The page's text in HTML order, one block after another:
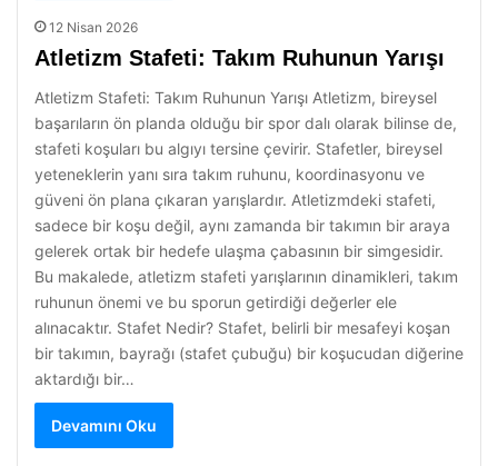
12 Nisan 2026
Atletizm Stafeti: Takım Ruhunun Yarışı
Atletizm Stafeti: Takım Ruhunun Yarışı Atletizm, bireysel
başarıların ön planda olduğu bir spor dalı olarak bilinse de,
stafeti koşuları bu algıyı tersine çevirir. Stafetler, bireysel
yeteneklerin yanı sıra takım ruhunu, koordinasyonu ve
güveni ön plana çıkaran yarışlardır. Atletizmdeki stafeti,
sadece bir koşu değil, aynı zamanda bir takımın bir araya
gelerek ortak bir hedefe ulaşma çabasının bir simgesidir.
Bu makalede, atletizm stafeti yarışlarının dinamikleri, takım
ruhunun önemi ve bu sporun getirdiği değerler ele
alınacaktır. Stafet Nedir? Stafet, belirli bir mesafeyi koşan
bir takımın, bayrağı (stafet çubuğu) bir koşucudan diğerine
aktardığı bir…
Devamını Oku